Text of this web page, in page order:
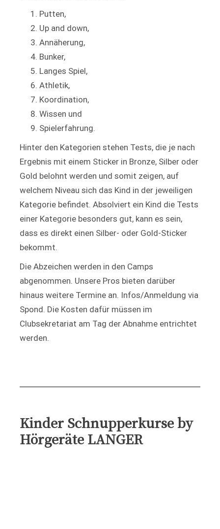
Putten,
Up and down,
Annäherung,
Bunker,
Langes Spiel,
Athletik,
Koordination,
Wissen und
Spielerfahrung.
Hinter den Kategorien stehen Tests, die je nach
Ergebnis mit einem Sticker in Bronze, Silber oder
Gold belohnt werden und somit zeigen, auf
welchem Niveau sich das Kind in der jeweiligen
Kategorie befindet. Absolviert ein Kind die Tests
einer Kategorie besonders gut, kann es sein,
dass es direkt einen Silber- oder Gold-Sticker
bekommt.
Die Abzeichen werden in den Camps
abgenommen. Unsere Pros bieten darüber
hinaus weitere Termine an. Infos/Anmeldung via
Spond. Die Kosten dafür müssen im
Clubsekretariat am Tag der Abnahme entrichtet
werden.
Kinder Schnupperkurse by
Hörgeräte LANGER